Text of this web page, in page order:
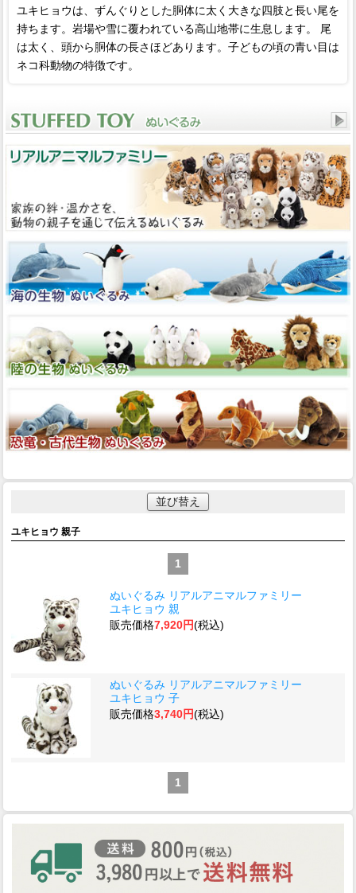
ユキヒョウは、ずんぐりとした胴体に太く大きな四肢と長い尾を
持ちます。岩場や雪に覆われている高山地帯に生息します。 尾
は太く、頭から胴体の長さほどあります。子どもの頃の青い目は
ネコ科動物の特徴です。
並び替え
ユキヒョウ 親子
1
ぬいぐるみ リアルアニマルファミリー
ユキヒョウ 親
販売価格7,920円(税込)
ぬいぐるみ リアルアニマルファミリー
ユキヒョウ 子
販売価格3,740円(税込)
1